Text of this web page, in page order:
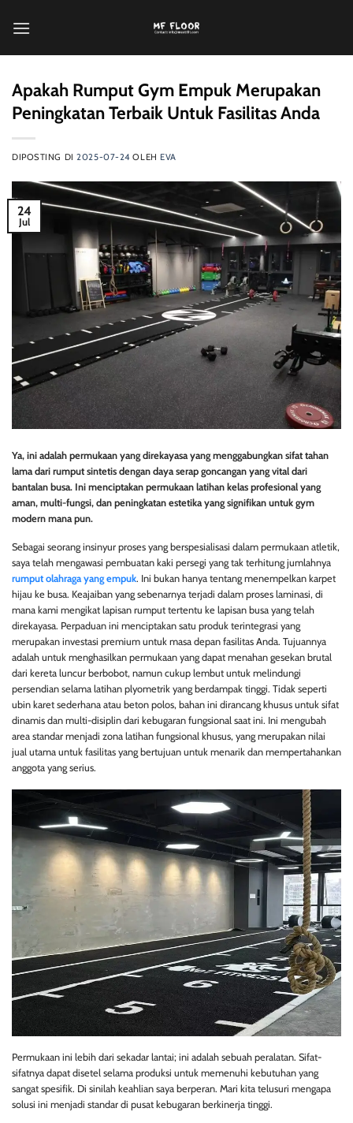
Apakah Rumput Gym Empuk Merupakan
Peningkatan Terbaik Untuk Fasilitas Anda
DIPOSTING DI2025-07-24 OLEH EVA
24
Jul
Ya, ini adalah permukaan yang direkayasa yang menggabungkan sifat tahan
lama dari rumput sintetis dengan daya serap goncangan yang vital dari
bantalan busa. Ini menciptakan permukaan latihan kelas profesional yang
aman, multi-fungsi, dan peningkatan estetika yang signifikan untuk gym
modern mana pun.
Sebagai seorang insinyur proses yang berspesialisasi dalam permukaan atletik,
saya telah mengawasi pembuatan kaki persegi yang tak terhitung jumlahnya
rumput olahraga yang empuk. Ini bukan hanya tentang menempelkan karpet
hijau ke busa. Keajaiban yang sebenarnya terjadi dalam proses laminasi, di
mana kami mengikat lapisan rumput tertentu ke lapisan busa yang telah
direkayasa. Perpaduan ini menciptakan satu produk terintegrasi yang
merupakan investasi premium untuk masa depan fasilitas Anda. Tujuannya
adalah untuk menghasilkan permukaan yang dapat menahan gesekan brutal
dari kereta luncur berbobot, namun cukup lembut untuk melindungi
persendian selama latihan plyometrik yang berdampak tinggi. Tidak seperti
ubin karet sederhana atau beton polos, bahan ini dirancang khusus untuk sifat
dinamis dan multi-disiplin dari kebugaran fungsional saat ini. Ini mengubah
area standar menjadi zona latihan fungsional khusus, yang merupakan nilai
jual utama untuk fasilitas yang bertujuan untuk menarik dan mempertahankan
anggota yang serius.
Permukaan ini lebih dari sekadar lantai; ini adalah sebuah peralatan. Sifat-
sifatnya dapat disetel selama produksi untuk memenuhi kebutuhan yang
sangat spesifik. Di sinilah keahlian saya berperan. Mari kita telusuri mengapa
solusi ini menjadi standar di pusat kebugaran berkinerja tinggi.